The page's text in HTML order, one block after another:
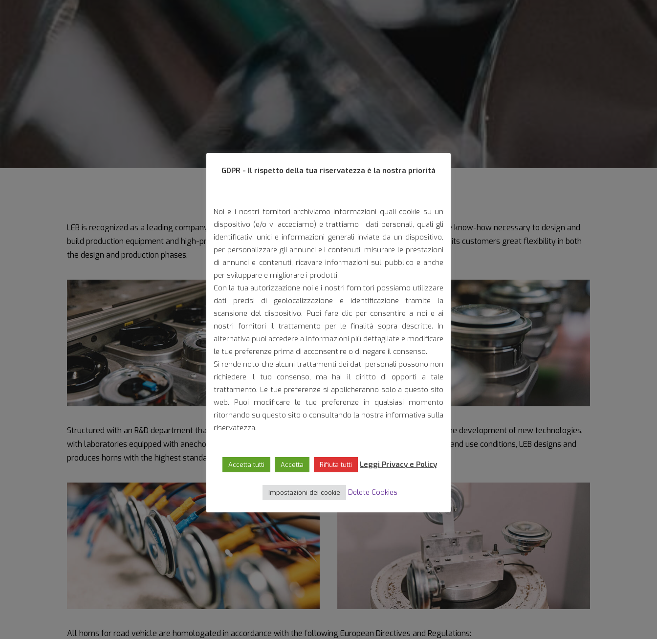
LEB is recognized as a leading company in the sector of horn manufacturers worldwide, characterized by the know-how necessary to design and
build production equipment and high-productivity automatic assembly lines in-house. In this way it can offer its customers great flexibility in both
the design and production phases.
Structured with an R&D department that operates in continuous evolution on existing products, but also on the development of new technologies,
with laboratories equipped with anechoic chamber, systems for the simulation of the most adverse climatic and use conditions, LEB designs and
produces horns with the highest standards for correct and constant operation over time.
All horns for road vehicle are homologated in accordance with the following European Directives and Regulations:
GDPR - Il rispetto della tua riservatezza è la nostra priorità
Noi e i nostri fornitori archiviamo informazioni quali cookie su un
dispositivo (e/o vi accediamo) e trattiamo i dati personali, quali gli
identificativi unici e informazioni generali inviate da un dispositivo,
per personalizzare gli annunci e i contenuti, misurare le prestazioni
di annunci e contenuti, ricavare informazioni sul pubblico e anche
per sviluppare e migliorare i prodotti.
Con la tua autorizzazione noi e i nostri fornitori possiamo utilizzare
dati precisi di geolocalizzazione e identificazione tramite la
scansione del dispositivo. Puoi fare clic per consentire a noi e ai
nostri fornitori il trattamento per le finalità sopra descritte. In
alternativa puoi accedere a informazioni più dettagliate e modificare
le tue preferenze prima di acconsentire o di negare il consenso.
Si rende noto che alcuni trattamenti dei dati personali possono non
richiedere il tuo consenso, ma hai il diritto di opporti a tale
trattamento. Le tue preferenze si applicheranno solo a questo sito
web. Puoi modificare le tue preferenze in qualsiasi momento
ritornando su questo sito o consultando la nostra informativa sulla
riservatezza.
Accetta tutti Accetta Rifiuta tutti Leggi Privacy e Policy
Impostazioni dei cookie Delete Cookies